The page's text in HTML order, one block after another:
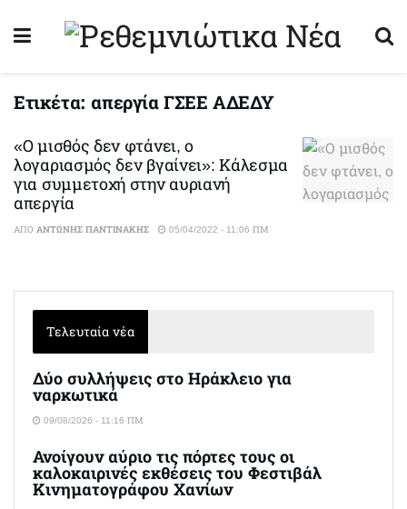
Ετικέτα: απεργία ΓΣΕΕ ΑΔΕΔΥ
«Ο μισθός δεν φτάνει, ο
λογαριασμός δεν βγαίνει»: Κάλεσμα
για συμμετοχή στην αυριανή
απεργία
ΑΠΌ ΑΝΤΏΝΗΣ ΠΑΝΤΙΝΆΚΗΣ 05/04/2022 - 11:06 ΠΜ
Τελευταία νέα
Δύο συλλήψεις στο Ηράκλειο για
ναρκωτικά
09/08/2026 - 11:16 ΠΜ
Ανοίγουν αύριο τις πόρτες τους οι
καλοκαιρινές εκθέσεις του Φεστιβάλ
Κινηματογράφου Χανίων